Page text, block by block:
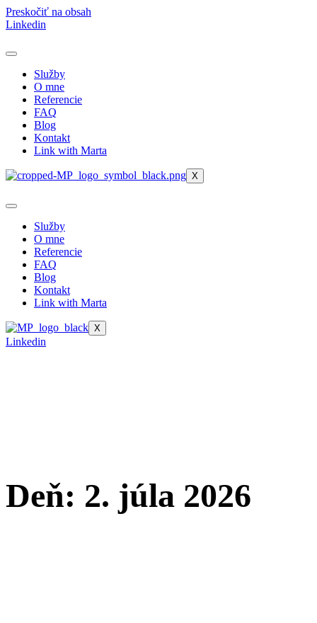
Preskočiť na obsah
Linkedin
Služby
O mne
Referencie
FAQ
Blog
Kontakt
Link with Marta
X
Služby
O mne
Referencie
FAQ
Blog
Kontakt
Link with Marta
X
Linkedin
Deň: 2. júla 2026